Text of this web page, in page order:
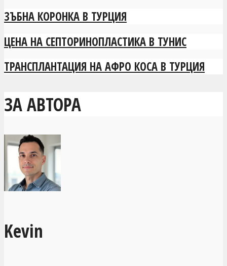
ЗЪБНА КОРОНКА В ТУРЦИЯ
ЦЕНА НА СЕПТОРИНОПЛАСТИКА В ТУНИС
ТРАНСПЛАНТАЦИЯ НА АФРО КОСА В ТУРЦИЯ
ЗА АВТОРА
Kevin